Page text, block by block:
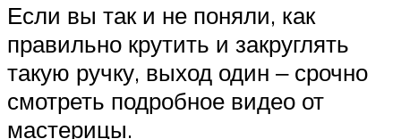
Если вы так и не поняли, как
правильно крутить и закруглять
такую ручку, выход один ‒ срочно
смотреть подробное видео от
мастерицы.